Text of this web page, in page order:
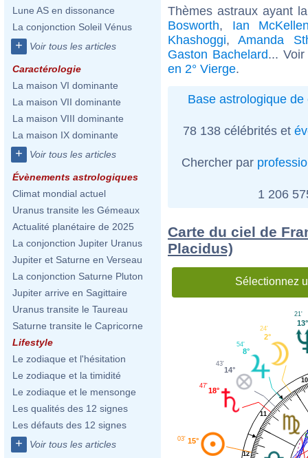
Lune AS en dissonance
La conjonction Soleil Vénus
+ Voir tous les articles
Caractérologie
La maison VI dominante
La maison VII dominante
La maison VIII dominante
La maison IX dominante
+ Voir tous les articles
Évènements astrologiques
Climat mondial actuel
Uranus transite les Gémeaux
Actualité planétaire de 2025
La conjonction Jupiter Uranus
Jupiter et Saturne en Verseau
La conjonction Saturne Pluton
Jupiter arrive en Sagittaire
Uranus transite le Taureau
Saturne transite le Capricorne
Lifestyle
Le zodiaque et l'hésitation
Le zodiaque et la timidité
Le zodiaque et le mensonge
Les qualités des 12 signes
Les défauts des 12 signes
+ Voir tous les articles
Thèmes astraux ayant
Bosworth, Ian
Khashoggi,Amanda
Gaston Bachelard...
en 2° Vierge.
Base astrologique de
78 138 célébrités et
Chercher par
1 206
Carte du ciel de
Placidus)
Sélectionnez
10
11
12
13°
21'
2°
24'
8°
54'
14°
43'
18°
47'
15°
03'